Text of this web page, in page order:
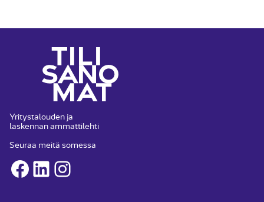
Yritystalouden ja
laskennan ammattilehti
Seuraa meitä somessa
Facebook
LinkedInInstagram